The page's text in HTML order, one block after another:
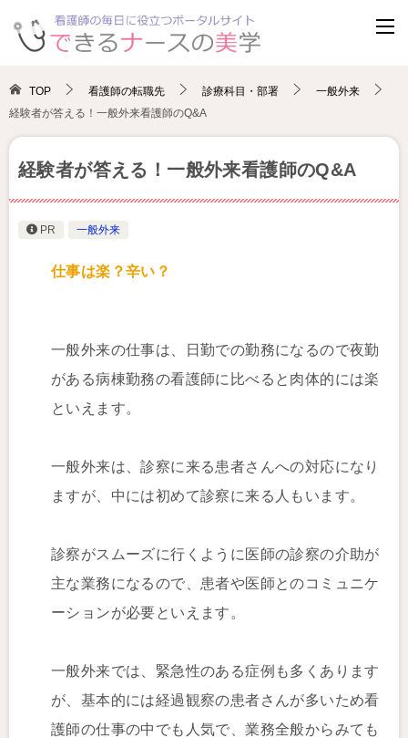
TOP 看護師の転職先 診療科目・部署
一般外来
経験者が答える！一般外来看護師のQ&A
経験者が答える！一般外来看護師のQ&A
PR 一般外来
仕事は楽？辛い？
一般外来の仕事は、日勤での勤務になるので夜勤
がある病棟勤務の看護師に比べると肉体的には楽
といえます。
一般外来は、診察に来る患者さんへの対応になり
ますが、中には初めて診察に来る人もいます。
診察がスムーズに行くように医師の診察の介助が
主な業務になるので、患者や医師とのコミュニケ
ーションが必要といえます。
一般外来では、緊急性のある症例も多くあります
が、基本的には経過観察の患者さんが多いため看
護師の仕事の中でも人気で、業務全般からみても